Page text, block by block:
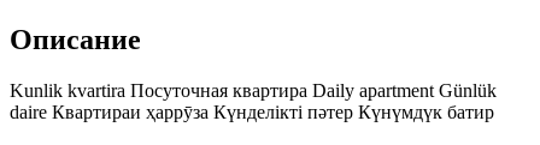
Описание
Kunlik kvartira Посуточная квартира Daily apartment Günlük
daire Квартираи ҳаррӯза Күнделікті пәтер Күнүмдүк батир